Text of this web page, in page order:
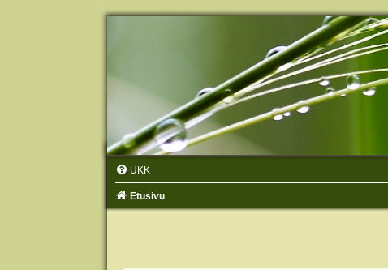
UKK
Etusivu